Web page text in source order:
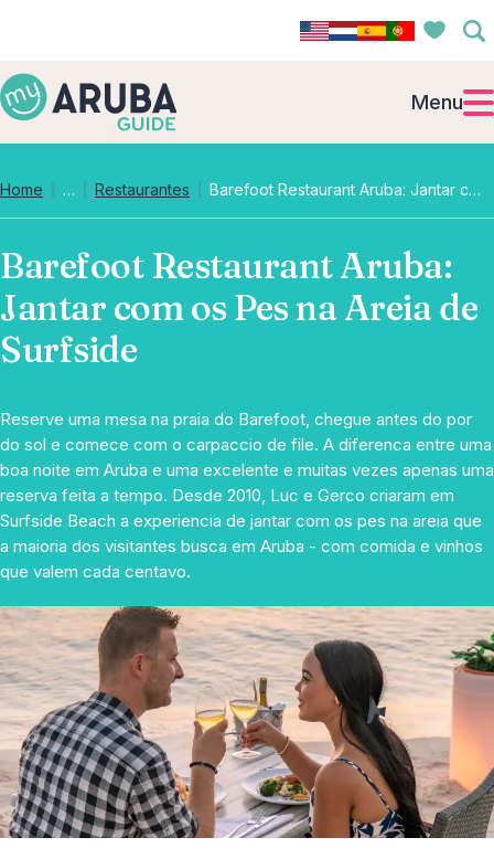
Menu
Home … Collapsed breadcrumb levels
Restaurantes Barefoot Restaurant Aruba: Jantar com os Pes na Areia de Surfside
Barefoot Restaurant Aruba:
Jantar com os Pes na Areia de
Surfside
Reserve uma mesa na praia do Barefoot, chegue antes do por
do sol e comece com o carpaccio de file. A diferenca entre uma
boa noite em Aruba e uma excelente e muitas vezes apenas uma
reserva feita a tempo. Desde 2010, Luc e Gerco criaram em
Surfside Beach a experiencia de jantar com os pes na areia que
a maioria dos visitantes busca em Aruba - com comida e vinhos
que valem cada centavo.